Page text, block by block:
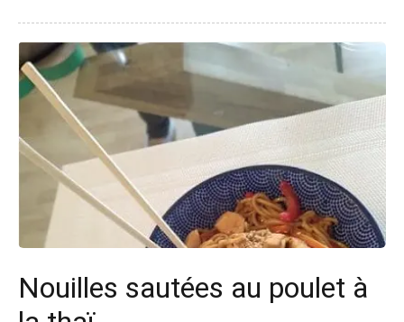
Nouilles sautées au poulet à